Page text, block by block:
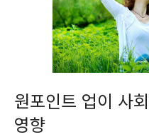
원포인트 업이 사
영향